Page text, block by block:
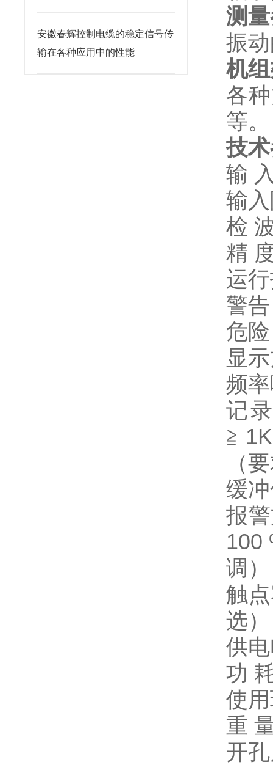
安徽春辉控制电缆的稳定信号传
输在各种应用中的性能
测
振
机
各
等。
技
输
输
检
精
运
警告
危险
显
频
记
≧
（
缓
报
100
调
触
选）
供
功
使
重
开